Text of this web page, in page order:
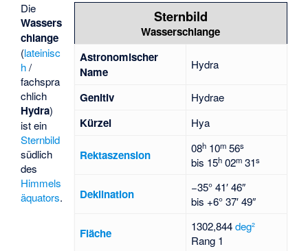
Sternbild
Wasserschlange
Astronomischer
Name
Hydra
Genitiv Hydrae
Kürzel Hya
Rektaszension 08h 10m 56s
bis 15h 02m 31s
Deklination
−35° 41′ 46″
bis +6° 37′ 49″
Fläche 1302,844deg²
Rang 1
Die
Wassers
chlange
(lateinisc
h/
fachspra
chlich
Hydra)
ist ein
Sternbild
südlich
des
Himmels
äquators.